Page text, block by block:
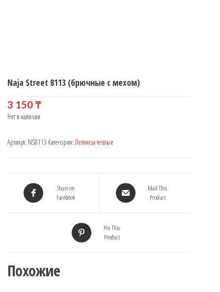
Naja Street 8113 (брючные с мехом)
3 150 ₸
Нет в наличии
Артикул: NS8113 Категория: Легинсы теплые
Share on
Facebook
Mail This
Product
Pin This
Product
Похожие